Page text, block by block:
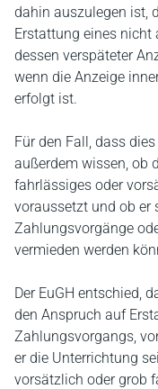
dahin auszulegen ist,
Erstattung eines
dessen verspäteter
wenn die Anzeige
erfolgt ist.
Für den Fall, dass
außerdem wissen, ob
fahrlässiges oder
voraussetzt und ob er
Zahlungsvorgänge
vermieden werden
Der EuGH entschied,
den Anspruch auf
Zahlungsvorgangs,
er die Unterrichtung
vorsätzlich oder grob